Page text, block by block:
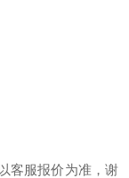
客服报价为准，谢